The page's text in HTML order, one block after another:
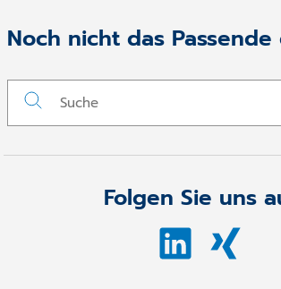
Noch nicht das
Folgen Sie uns